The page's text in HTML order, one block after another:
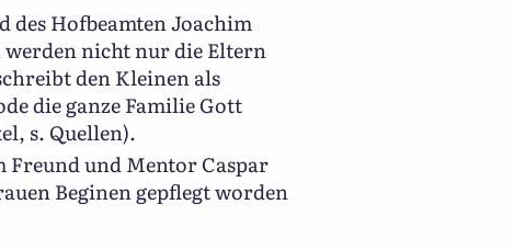
Hofbeamten Joachim
nicht nur die Eltern
den Kleinen als
die ganze Familie Gott
s. Quellen).
und Mentor Caspar
Beginen gepflegt worden